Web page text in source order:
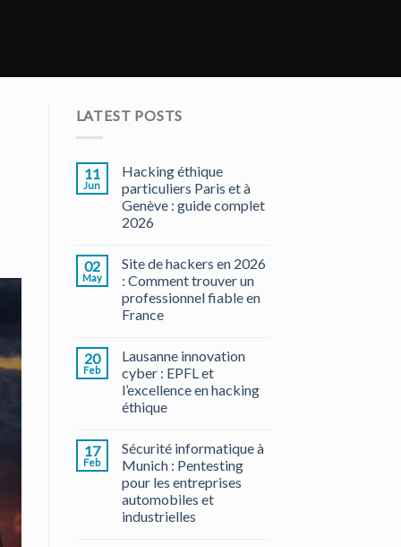
LATEST POSTS
11
Jun
Hacking éthique
particuliers Paris et à
Genève : guide complet
2026
02
May
Site de hackers en 2026
: Comment trouver un
professionnel fiable en
France
20
Feb
Lausanne innovation
cyber : EPFL et
l’excellence en hacking
éthique
17
Feb
Sécurité informatique à
Munich : Pentesting
pour les entreprises
automobiles et
industrielles